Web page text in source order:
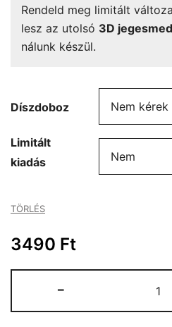
Rendeld meg limitált
lesz az utolsó 3D
nálunk készül.
Díszdoboz
Limitált
kiadás
TÖRLÉS
3490 Ft
-